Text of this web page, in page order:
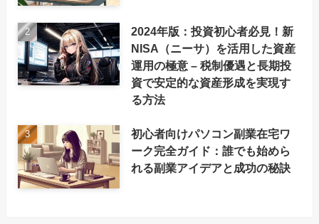
2024年版：投資初心者必見！新
NISA（ニーサ）を活用した資産
運用の極意 – 税制優遇と長期投
資で安定的な資産形成を実現す
る方法
初心者向けパソコン副業在宅ワ
ーク完全ガイド：誰でも始めら
れる副業アイデアと成功の秘訣